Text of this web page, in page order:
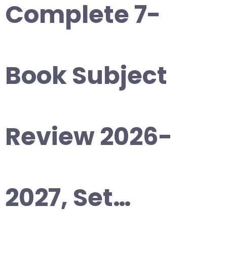
Complete 7-
Book Subject
Review 2026-
2027, Set…